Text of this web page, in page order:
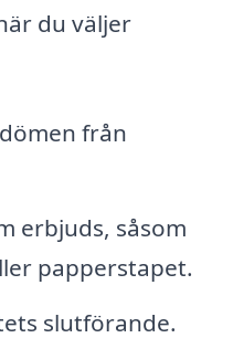
du väljer
från
erbjuds, såsom
papperstapet.
slutförande.